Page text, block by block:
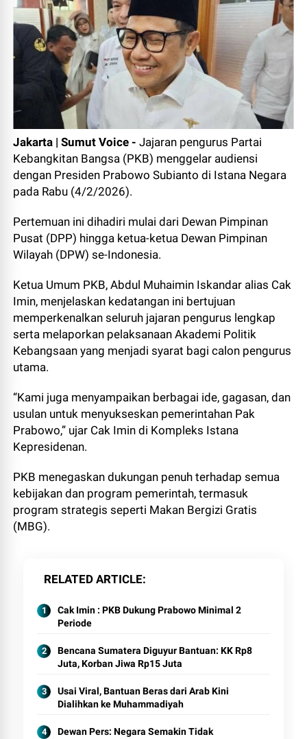
Jakarta | Sumut Voice -Jajaran pengurus Partai
Kebangkitan Bangsa (PKB) menggelar audiensi
dengan Presiden Prabowo Subianto di Istana Negara
pada Rabu (4/2/2026).
Pertemuan ini dihadiri mulai dari Dewan Pimpinan
Pusat (DPP) hingga ketua-ketua Dewan Pimpinan
Wilayah (DPW) se-Indonesia.
Ketua Umum PKB, Abdul Muhaimin Iskandar alias Cak
Imin, menjelaskan kedatangan ini bertujuan
memperkenalkan seluruh jajaran pengurus lengkap
serta melaporkan pelaksanaan Akademi Politik
Kebangsaan yang menjadi syarat bagi calon pengurus
utama.
“Kami juga menyampaikan berbagai ide, gagasan, dan
usulan untuk menyukseskan pemerintahan Pak
Prabowo,” ujar Cak Imin di Kompleks Istana
Kepresidenan.
PKB menegaskan dukungan penuh terhadap semua
kebijakan dan program pemerintah, termasuk
program strategis seperti Makan Bergizi Gratis
(MBG).
RELATED ARTICLE
Cak Imin : PKB Dukung Prabowo Minimal 2
Periode
Bencana Sumatera Diguyur Bantuan: KK Rp8
Juta, Korban Jiwa Rp15 Juta
Usai Viral, Bantuan Beras dari Arab Kini
Dialihkan ke Muhammadiyah
Dewan Pers: Negara Semakin Tidak